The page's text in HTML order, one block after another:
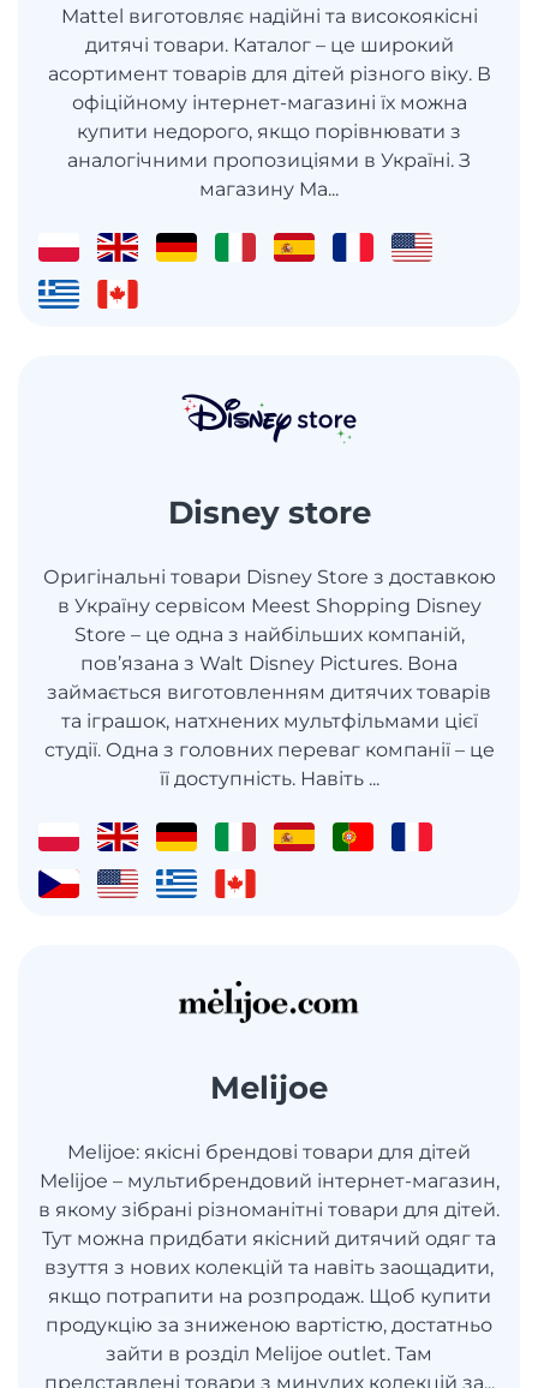
Mattel виготовляє надійні та високоякісні
дитячі товари. Каталог – це широкий
асортимент товарів для дітей різного віку. В
офіційному інтернет-магазині їх можна
купити недорого, якщо порівнювати з
аналогічними пропозиціями в Україні. З
магазину Ma...
Disney store
Оригінальні товари Disney Store з доставкою
в Україну сервісом Meest Shopping Disney
Store – це одна з найбільших компаній,
пов’язана з Walt Disney Pictures. Вона
займається виготовленням дитячих товарів
та іграшок, натхнених мультфільмами цієї
студії. Одна з головних переваг компанії – це
її доступність. Навіть ...
Melijoe
Melijoe: якісні брендові товари для дітей
Melijoe – мультибрендовий інтернет-магазин,
в якому зібрані різноманітні товари для дітей.
Тут можна придбати якісний дитячий одяг та
взуття з нових колекцій та навіть заощадити,
якщо потрапити на розпродаж. Щоб купити
продукцію за зниженою вартістю, достатньо
зайти в розділ Melijoe outlet. Там
представлені товари з минулих колекцій за...